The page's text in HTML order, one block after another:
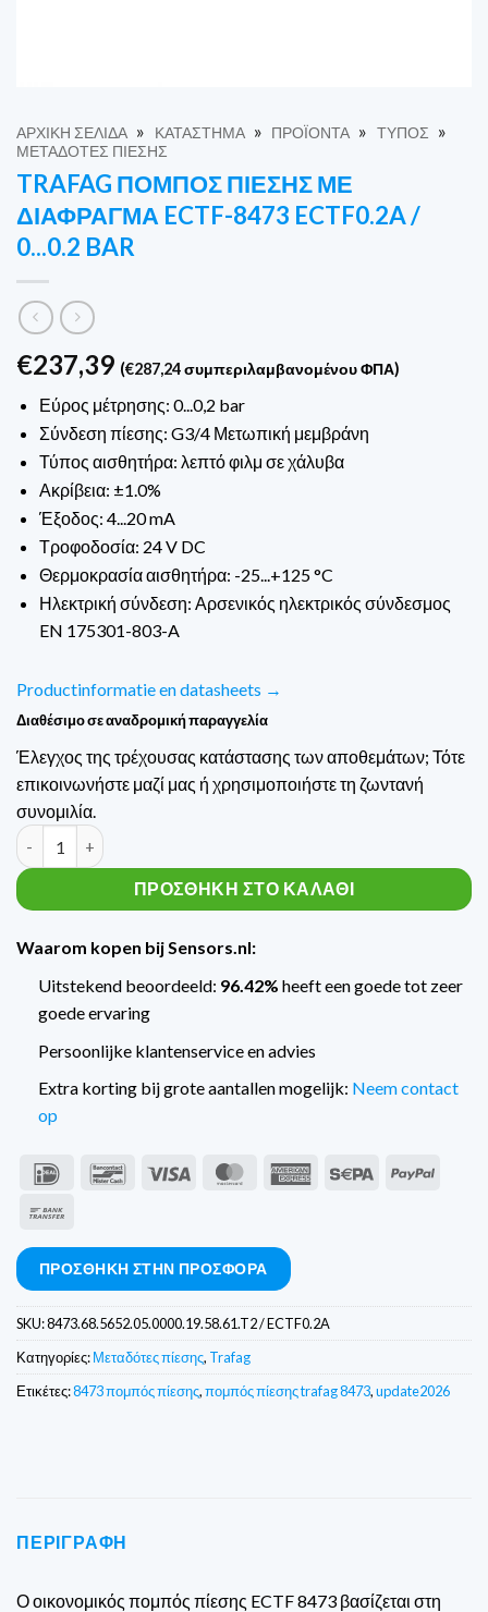
ΑΡΧΙΚΉ ΣΕΛΊΔΑ » ΚΑΤΆΣΤΗΜΑ » ΠΡΟΪΌΝΤΑ » ΤΎΠΟΣ »
ΜΕΤΑΔΌΤΕΣ ΠΊΕΣΗΣ
TRAFAG ΠΟΜΠΌΣ ΠΊΕΣΗΣ ΜΕ
ΔΙΆΦΡΑΓΜΑ ECTF-8473 ECTF0.2A /
0...0.2 BAR
€237,39 (€287,24συμπεριλαμβανομένου ΦΠΑ)
Εύρος μέτρησης: 0...0,2 bar
Σύνδεση πίεσης: G3/4 Μετωπική μεμβράνη
Τύπος αισθητήρα: λεπτό φιλμ σε χάλυβα
Ακρίβεια: ±1.0%
Έξοδος: 4...20 mA
Τροφοδοσία: 24 V DC
Θερμοκρασία αισθητήρα: -25...+125 °C
Ηλεκτρική σύνδεση: Αρσενικός ηλεκτρικός σύνδεσμος
EN 175301-803-A
Productinformatie en datasheets →
Διαθέσιμο σε αναδρομική παραγγελία
Έλεγχος της τρέχουσας κατάστασης των αποθεμάτων; Τότε
επικοινωνήστε μαζί μας ή χρησιμοποιήστε τη ζωντανή
συνομιλία.
Trafag Druktransmitter met membraan ECTF-8473 ECTF0.2A /
ΠΡΟΣΘΉΚΗ ΣΤΟ ΚΑΛΆΘΙ
Waarom kopen bij Sensors.nl:
Uitstekend beoordeeld: 96.42% heeft een goede tot zeer
goede ervaring
Persoonlijke klantenservice en advies
Extra korting bij grote aantallen mogelijk: Neem contact
op
IDeal BancontactVisa MasterCardAmerican Sepa
PayPal
ΠΡΟΣΘΉΚΗ ΣΤΗΝ ΠΡΟΣΦΟΡΆ
SKU:8473.68.5652.05.0000.19.58.61.T2 / ECTF0.2A
Κατηγορίες:Μεταδότες πίεσης, Trafag
Ετικέτες:8473 πομπός πίεσης,πομπός πίεσης trafag 8473,update2026
ΠΕΡΙΓΡΑΦΉ
Ο οικονομικός πομπός πίεσης ECTF 8473 βασίζεται στη